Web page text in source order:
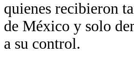
quienes recibieron
de México y solo
a su control.